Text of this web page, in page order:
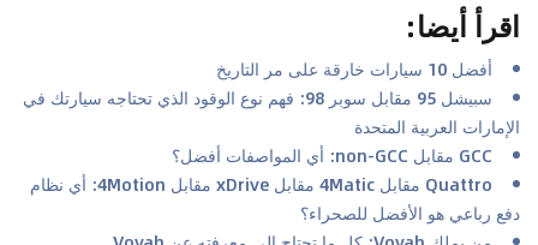
اقرأ أيضا:
أفضل 10 سيارات خارقة على مر التاريخ
سبيشل 95 مقابل سوبر 98: فهم نوع الوقود الذي تحتاجه سيارتك في
الإمارات العربية المتحدة
GCC مقابل non-GCC: أي المواصفات أفضل؟
Quattro مقابل 4Matic مقابل xDrive مقابل 4Motion: أي نظام
دفع رباعي هو الأفضل للصحراء؟